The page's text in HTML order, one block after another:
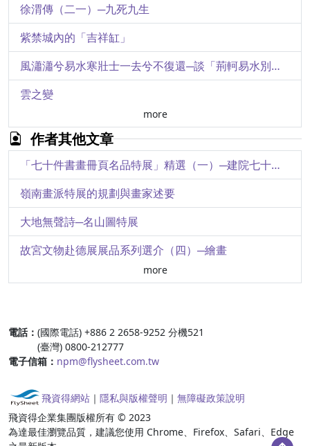
徐渭傳（二一）─九死九生
紫禁城內的「吉祥缸」
風瀟瀟兮易水寒壯士一去兮不復還─談「荊軻易水別燕丹」畫像磚與筑
雲之變
史前玉器的「圓」與「方」
仿古玉器鑑定概述
楚惠王為曾侯乙作的鎛鐘
裝飾性與吉祥意─試說明代宮廷花鳥盡風一隅
more
作者其他文章
「七十件書畫冊頁名品特展」精選（一）─建院七十周年特展
嶺南畫派特展的規劃與畫家述要
大地無聲詩─名山圖特展
故宮文物赴德展展品系列選介（四）─繪畫
群芳譜─「女性的形象與才藝」特展概述
「文學名著與美術」特展選介（一）
楊三郎先生畫作賞析之三
more
電話： (國際電話) +886 2 2658-9252 分機521
(臺灣) 0800-212777
電子信箱： npm@flysheet.com.tw
飛資得網站 ｜ 隱私與版權聲明 ｜ 無障礙政策說明
飛資得企業集團版權所有 © 2023
為達最佳瀏覽品質，建議您使用 Chrome、Firefox、Safari、Edge